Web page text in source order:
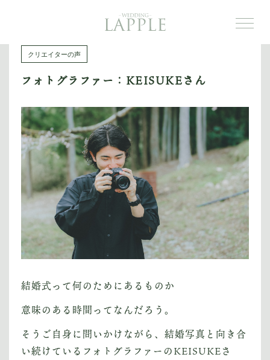
TOP
ABOUT US
PRODUCE
ご提案内容
PLAN
STYLE
PROCESS
結婚式に向けて
STORY
ウェディング事例
VOICE
ブログ
クリエイターの声
フォトグラファー：KEISUKEさん
結婚式って何のためにあるものか
意味のある時間ってなんだろう。
そうご自身に問いかけながら、結婚写真と向き合
い続けているフォトグラファーのKEISUKEさ